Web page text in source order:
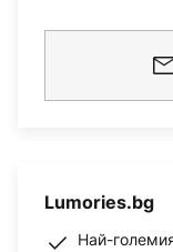
Lumories.bg
Най-